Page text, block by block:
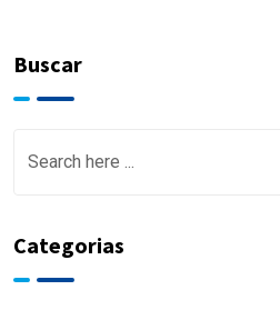
Buscar
Categorias